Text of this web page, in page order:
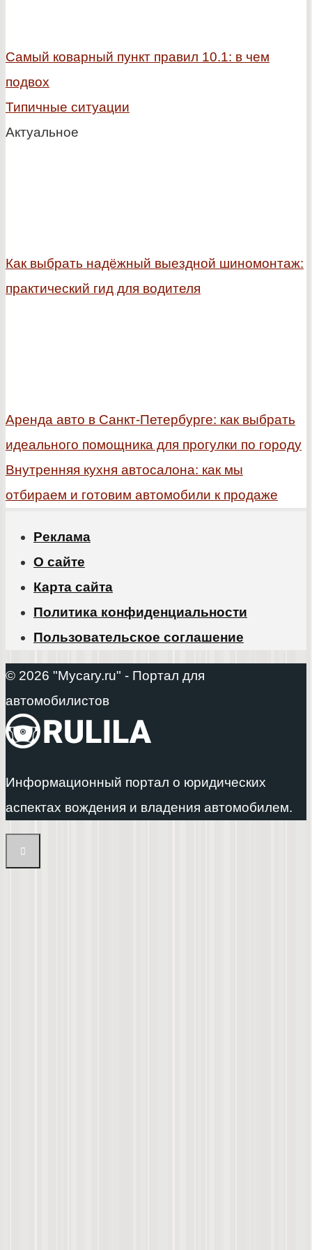
Самый коварный пункт правил 10.1: в чем
подвох
Типичные ситуации
Актуальное
Как выбрать надёжный выездной шиномонтаж:
практический гид для водителя
Аренда авто в Санкт-Петербурге: как выбрать
идеального помощника для прогулки по городу
Внутренняя кухня автосалона: как мы
отбираем и готовим автомобили к продаже
Реклама
О сайте
Карта сайта
Политика конфиденциальности
Пользовательское соглашение
© 2026 "Mycary.ru" - Портал для
автомобилистов
Информационный портал о юридических
аспектах вождения и владения автомобилем.